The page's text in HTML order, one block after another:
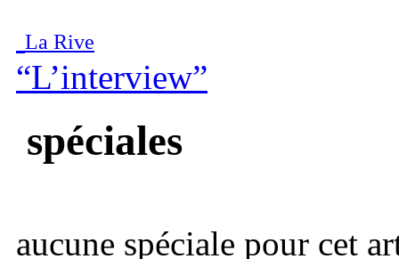
La Rive
“L’interview”
spéciales
aucune spéciale pour cet